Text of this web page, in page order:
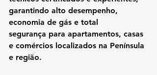
garantindo alto desempenho,
economia de gás e total
segurança para apartamentos, casas
e comércios localizados na Península
e região.